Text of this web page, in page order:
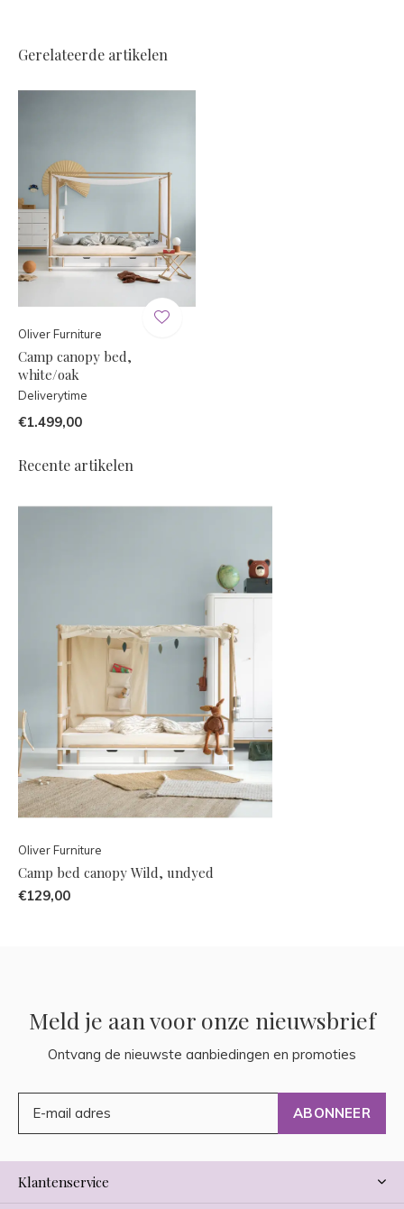
Gerelateerde artikelen
Oliver Furniture
Camp canopy bed,
white/oak
Deliverytime
€1.499,00
Recente artikelen
Oliver Furniture
Camp bed canopy Wild, undyed
€129,00
Meld je aan voor onze nieuwsbrief
Ontvang de nieuwste aanbiedingen en promoties
ABONNEER
Klantenservice